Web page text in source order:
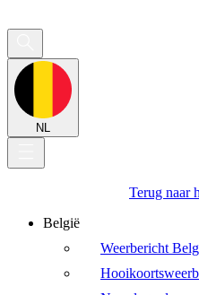
NL
Terug naar
België
Weerbericht